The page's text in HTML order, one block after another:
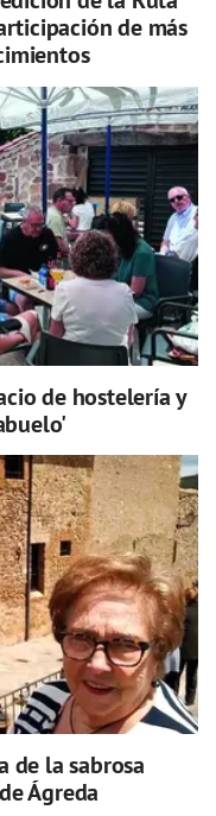
de más
de hostelería y
de la sabrosa
Ágreda